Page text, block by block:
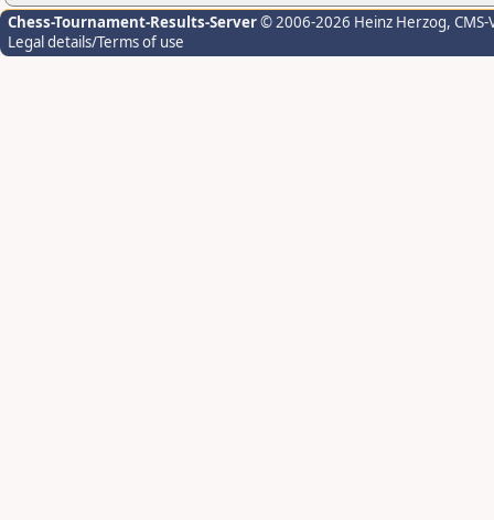
Chess-Tournament-Results-Server© 2006-2026 Heinz Herzog,
Legal details/Terms of use